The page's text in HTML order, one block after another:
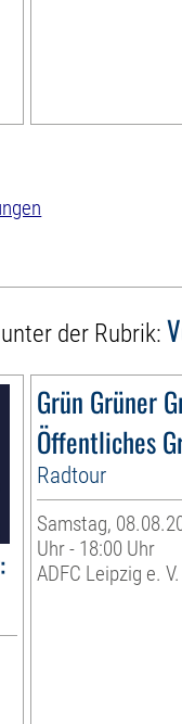
der Rubrik:
Grün Grüner
Öffentliches
Radtour
Samstag,
Uhr - 18:00 Uhr
ADFC Leipzig e. V.